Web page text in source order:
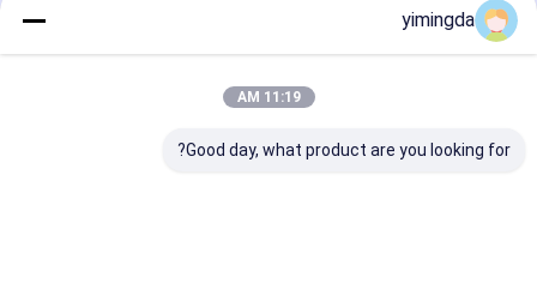
المنتجات الموصى بها
yimingda
11:19 AM
Good day, what product are you looking for?